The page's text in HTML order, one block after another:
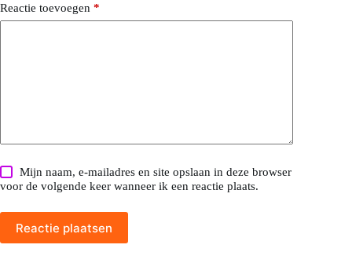
Reactie toevoegen *
Mijn naam, e-mailadres en site opslaan in deze browser
voor de volgende keer wanneer ik een reactie plaats.
Reactie plaatsen